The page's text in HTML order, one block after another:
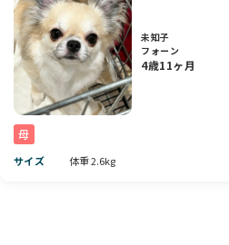
未知子
フォーン
4歳11ヶ月
母
サイズ 体重 2.6kg